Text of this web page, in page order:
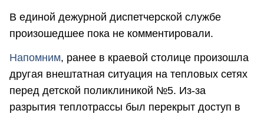
В единой дежурной диспетчерской службе
произошедшее пока не комментировали.
Напомним, ранее в краевой столице произошла
другая внештатная ситуация на тепловых сетях
перед детской поликлиникой №5. Из-за
разрытия теплотрассы был перекрыт доступ в